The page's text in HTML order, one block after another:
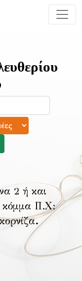
2 ή και
κόμμα Π.Χ:
.